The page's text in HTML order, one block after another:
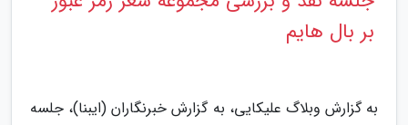
بر بال هایم
به گزارش وبلاگ علیکایی، به گزارش خبرنگاران (ایبنا)، جلسه